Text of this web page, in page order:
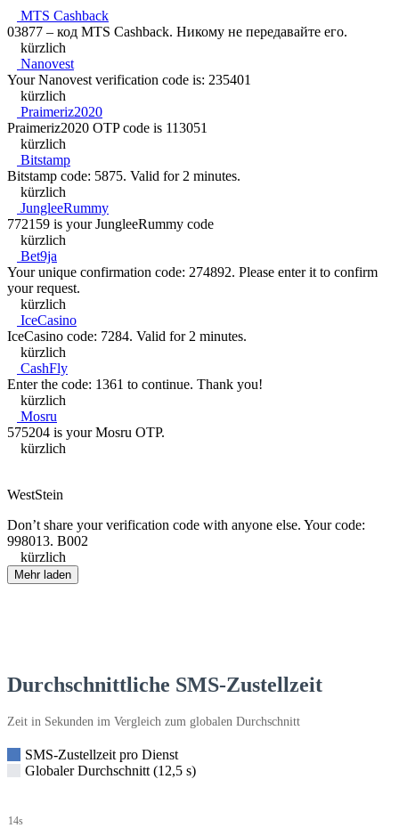
MTS Cashback
03877 – код MTS Cashback. Никому не передавайте его.
kürzlich
Nanovest
Your Nanovest verification code is: 235401
kürzlich
Praimeriz2020
Praimeriz2020 OTP code is 113051
kürzlich
Bitstamp
Bitstamp code: 5875. Valid for 2 minutes.
kürzlich
JungleeRummy
772159 is your JungleeRummy code
kürzlich
Bet9ja
Your unique confirmation code: 274892. Please enter it to confirm
your request.
kürzlich
IceCasino
IceCasino code: 7284. Valid for 2 minutes.
kürzlich
CashFly
Enter the code: 1361 to continue. Thank you!
kürzlich
Mosru
575204 is your Mosru OTP.
kürzlich
WestStein
Don’t share your verification code with anyone else. Your code:
998013. B002
kürzlich
Mehr laden
Durchschnittliche SMS-Zustellzeit
Zeit in Sekunden im Vergleich zum globalen Durchschnitt
SMS-Zustellzeit pro Dienst
Globaler Durchschnitt (12,5 s)
14s